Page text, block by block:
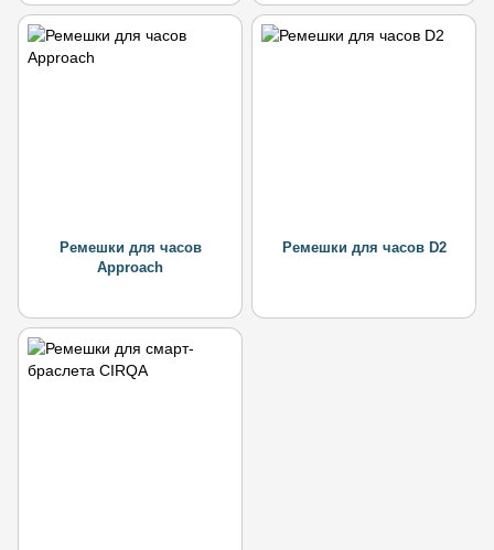
Ремешки для часов
Approach
Ремешки для часов D2